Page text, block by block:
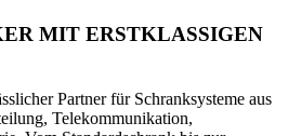
MIT ERSTKLASSIGEN
Partner für Schranksysteme aus
Telekommunikation,